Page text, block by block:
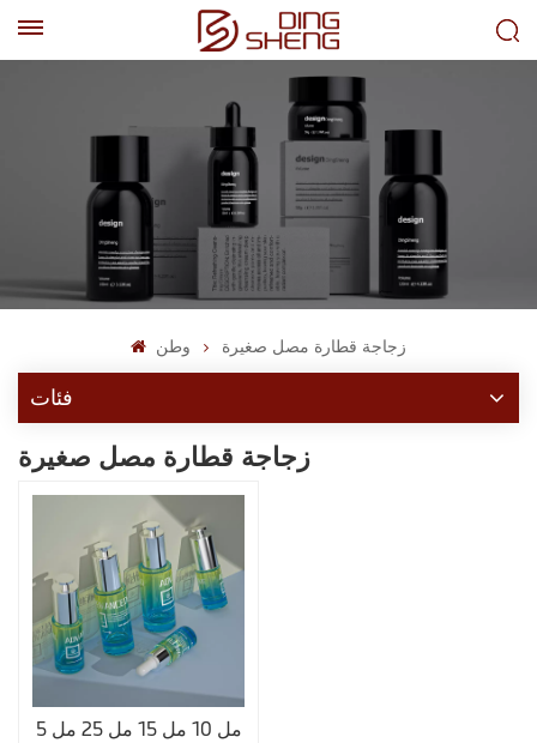
وطن زجاجة قطارة مصل صغيرة
فئات
زجاجة قطارة مصل صغيرة
5 مل 10 مل 15 مل 25 مل